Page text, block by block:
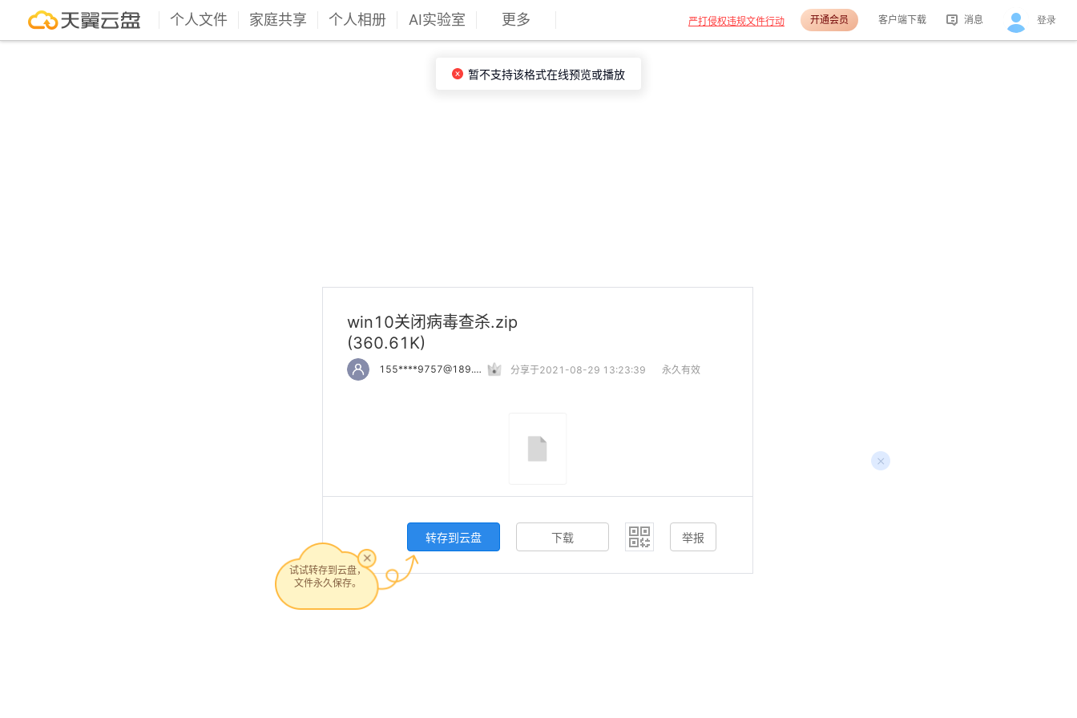
个人文件 家庭共享 个人相册 AI实验室 更多 严打侵权违规文件行动 开通会员 客户端下载 消息 登录
win10关闭病毒查杀.zip
(360.61K)
155****9757@189.cn 分享于2021-08-29 13:23:39 永久有效
转存到云盘
试试转存到云盘，
文件永久保存。
下载 举报
暂不支持该格式在线预览或播放